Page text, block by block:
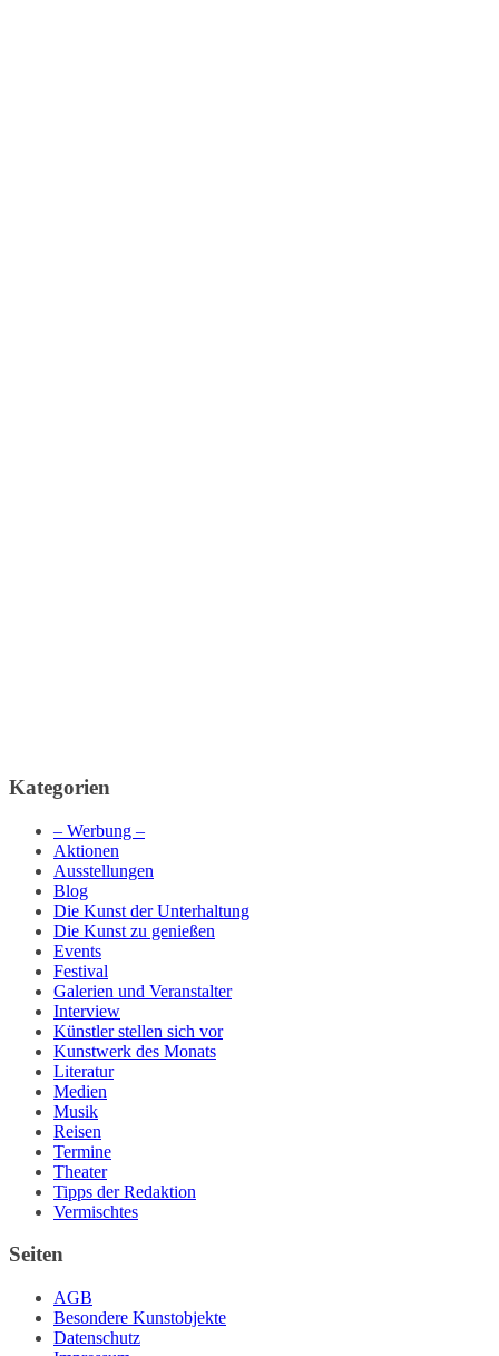
Kategorien
– Werbung –
Aktionen
Ausstellungen
Blog
Die Kunst der Unterhaltung
Die Kunst zu genießen
Events
Festival
Galerien und Veranstalter
Interview
Künstler stellen sich vor
Kunstwerk des Monats
Literatur
Medien
Musik
Reisen
Termine
Theater
Tipps der Redaktion
Vermischtes
Seiten
AGB
Besondere Kunstobjekte
Datenschutz